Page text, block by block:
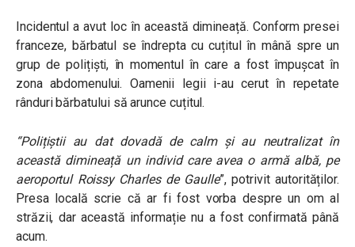
Incidentul a avut loc în această dimineață. Conform presei
franceze, bărbatul se îndrepta cu cuțitul în mână spre un
grup de polițiști, în momentul în care a fost împușcat în
zona abdomenului. Oamenii legii i-au cerut în repetate
rânduri bărbatului să arunce cuțitul.
“Polițiștii au dat dovadă de calm și au neutralizat în
această dimineață un individ care avea o armă albă, pe
aeroportul Roissy Charles de Gaulle”, potrivit autorităților.
Presa locală scrie că ar fi fost vorba despre un om al
străzii, dar această informație nu a fost confirmată până
acum.